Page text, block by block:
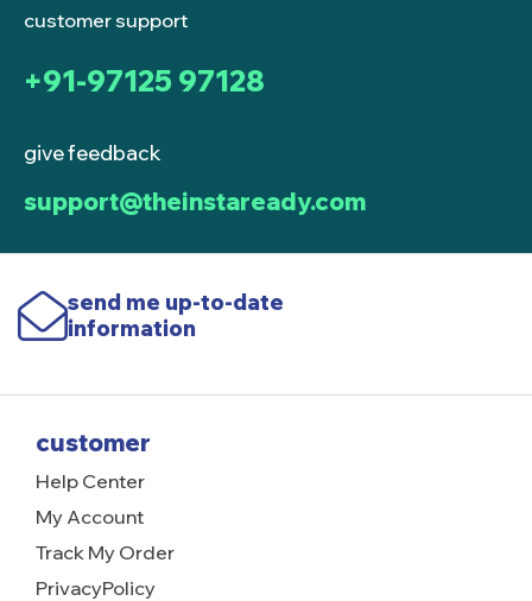
customer support
+91-97125 97128
give feedback
support@theinstaready.com
send me up-to-date
information
customer
Help Center
My Account
Track My Order
PrivacyPolicy